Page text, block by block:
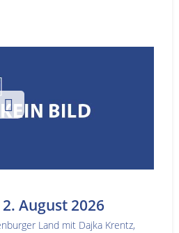
August 2026
Land mit Dajka Krentz,